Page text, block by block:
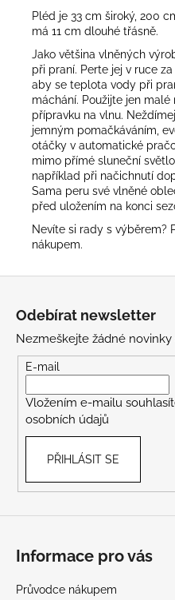
Pléd je 33 cm široký, 200
má 11 cm dlouhé třásně.
Jako většina vlněných
při praní. Perte jej v ruce
aby se teplota vody při
máchání. Použijte jen
přípravku na vlnu.
jemným pomačkáváním,
otáčky v automatické
mimo přímé sluneční
například při načichnutí
Sama peru své vlněné
před uložením na konci
Nevíte si rady s výběrem?
nákupem.
Odebírat newsletter
Nezmeškejte žádné novinky
E-mail
Vložením e-mailu
osobních údajů
PŘIHLÁSIT SE
Informace pro vás
Průvodce nákupem